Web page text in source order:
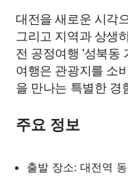
대전을 새로운 시각
그리고 지역과 상생
전 공정여행 '성북동
여행은 관광지를 소
을 만나는 특별한 경
주요 정보
출발 장소: 대전역